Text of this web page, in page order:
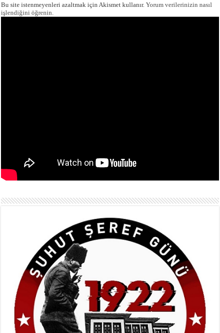
Bu site istenmeyenleri azaltmak için Akismet kullanır.Yorum verilerinizin nasıl
işlendiğini öğrenin.